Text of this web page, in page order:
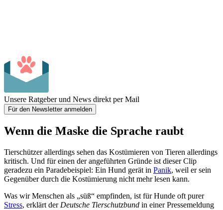
Unsere Ratgeber und News direkt per Mail
Für den Newsletter anmelden
Wenn die Maske die Sprache raubt
Tierschützer allerdings sehen das Kostümieren von Tieren allerdings
kritisch. Und für einen der angeführten Gründe ist dieser Clip
geradezu ein Paradebeispiel: Ein Hund gerät in Panik, weil er sein
Gegenüber durch die Kostümierung nicht mehr lesen kann.
Was wir Menschen als „süß“ empfinden, ist für Hunde oft purer
Stress, erklärt der Deutsche Tierschutzbund in einer Pressemeldung